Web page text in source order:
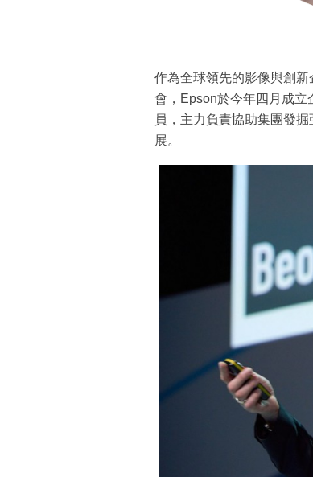
作為全球領先的影像與創
會，Epson於今年四月成
員，主力負責協助集團發
展。